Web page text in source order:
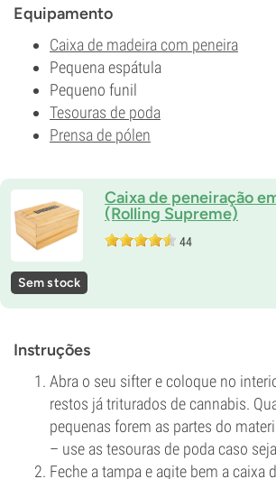
Equipamento
Caixa de madeira com peneira
Pequena espátula
Pequeno funil
Tesouras de poda
Prensa de pólen
Caixa de peneiração
(Rolling Supreme)
44
Sem stock
Instruções
Abra o seu sifter e coloque no
restos já triturados de cannabis.
pequenas forem as partes do
– use as tesouras de poda caso
Feche a tampa e agite bem a caixa